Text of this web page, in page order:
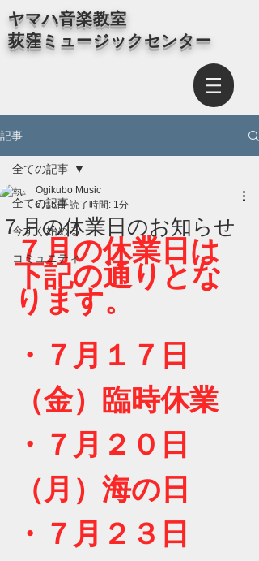
​ヤマハ音楽教室
荻窪ミュージックセンター
記事
全ての記事
今すぐ始める
コミュニティ
全ての記事
７月の休業日のお知らせ
Ogikubo Music
6月5日 読了時間: 1分
７月の休業日は
下記の通りとな
ります。
・７月１７日
（金）臨時休業
・７月２０日
（月）海の日
・７月２３日